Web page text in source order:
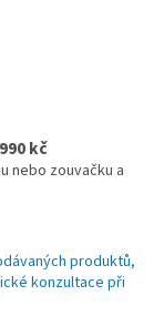
kč
nebo zouvačku a
produktů,
konzultace při